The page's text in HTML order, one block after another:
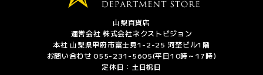
山梨百貨店
運営会社 株式会社ネクストビジョン
本社 山梨県甲府市富士見1-2-25 河埜ビル1階
お問い合わせ 055-231-5605(平日10時～17時)
定休日：土日祝日